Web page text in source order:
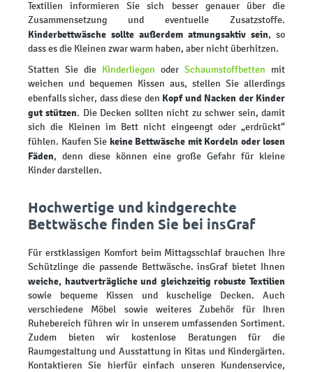
Textilien informieren Sie sich besser genauer über die
Zusammensetzung und eventuelle Zusatzstoffe.
Kinderbettwäsche sollte außerdem atmungsaktiv sein, so
dass es die Kleinen zwar warm haben, aber nicht überhitzen.
Statten Sie die Kinderliegen oder Schaumstoffbetten mit
weichen und bequemen Kissen aus, stellen Sie allerdings
ebenfalls sicher, dass diese den Kopf und Nacken der Kinder
gut stützen. Die Decken sollten nicht zu schwer sein, damit
sich die Kleinen im Bett nicht eingeengt oder „erdrückt“
fühlen. Kaufen Sie keine Bettwäsche mit Kordeln oder losen
Fäden, denn diese können eine große Gefahr für kleine
Kinder darstellen.
Hochwertige und kindgerechte
Bettwäsche finden Sie bei insGraf
Für erstklassigen Komfort beim Mittagsschlaf brauchen Ihre
Schützlinge die passende Bettwäsche. insGraf bietet Ihnen
weiche, hautverträgliche und gleichzeitig robuste Textilien
sowie bequeme Kissen und kuschelige Decken. Auch
verschiedene Möbel sowie weiteres Zubehör für Ihren
Ruhebereich führen wir in unserem umfassenden Sortiment.
Zudem bieten wir kostenlose Beratungen für die
Raumgestaltung und Ausstattung in Kitas und Kindergärten.
Kontaktieren Sie hierfür einfach unseren Kundenservice,